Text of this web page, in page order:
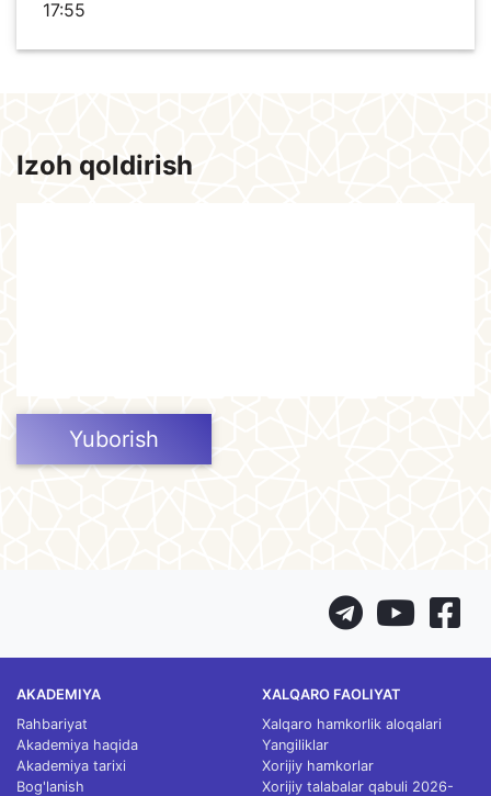
17:55
Izoh qoldirish
Yuborish
AKADEMIYA
Rahbariyat
Akademiya haqida
Akademiya tarixi
Bog'lanish
XALQARO FAOLIYAT
Xalqaro hamkorlik aloqalari
Yangiliklar
Xorijiy hamkorlar
Xorijiy talabalar qabuli 2026-